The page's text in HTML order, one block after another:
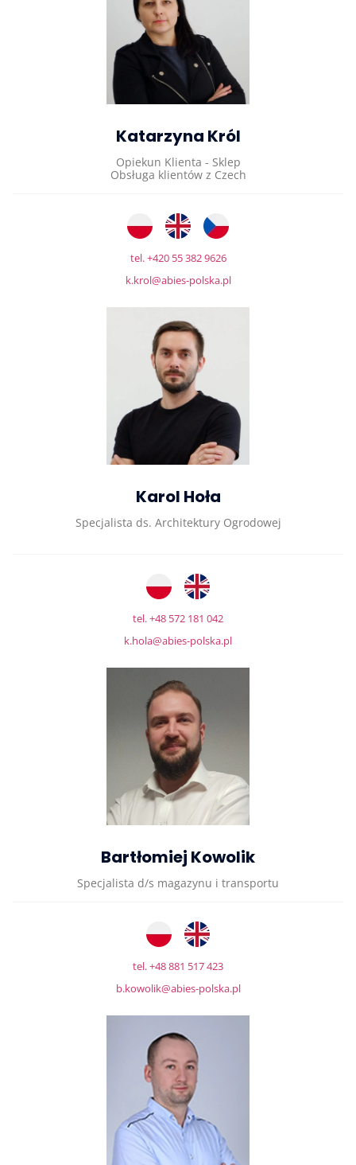
Katarzyna Król
Opiekun Klienta - Sklep
Obsługa klientów z Czech
tel. +420 55 382 9626
k.krol@abies-polska.pl
Karol Hoła
Specjalista ds. Architektury Ogrodowej
tel. +48 572 181 042
k.hola@abies-polska.pl
Bartłomiej Kowolik
Specjalista d/s magazynu i transportu
tel. +48 881 517 423
b.kowolik@abies-polska.pl